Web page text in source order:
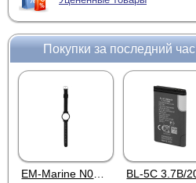
Покупки за последний час